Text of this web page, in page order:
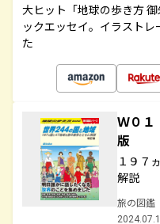
大ヒット「地球の歩き方
ックエッセイ。イラスト
た
Ｗ０
版
１９７
解説
旅の図鑑